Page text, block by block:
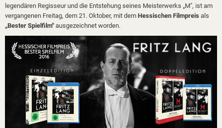
legendären Regisseur und die Entstehung seines Meisterwerks „M", ist am
vergangenen Freitag, dem 21. Oktober, mit dem Hessischen Filmpreis als
„Bester Spielfilm" ausgezeichnet worden.